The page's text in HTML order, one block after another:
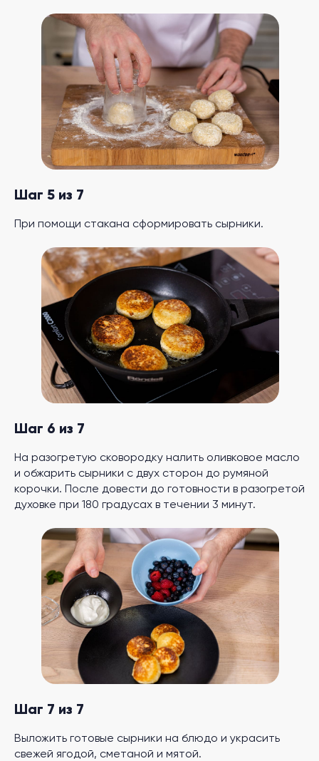
Шаг 5 из 7
При помощи стакана сформировать сырники.
Шаг 6 из 7
На разогретую сковородку налить оливковое масло
и обжарить сырники с двух сторон до румяной
корочки. После довести до готовности в разогретой
духовке при 180 градусах в течении 3 минут.
Шаг 7 из 7
Выложить готовые сырники на блюдо и украсить
свежей ягодой, сметаной и мятой.